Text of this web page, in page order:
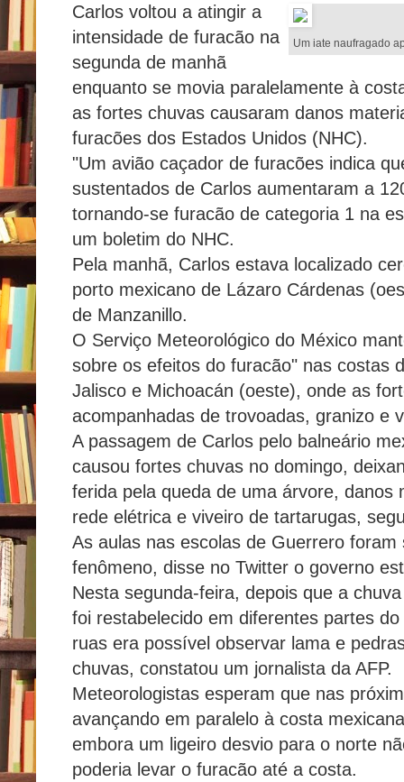
Um iate naufragado
Carlos voltou a atingir a
intensidade de furacão na
segunda de manhã
enquanto se movia paralelamente à
as fortes chuvas causaram danos
furacões dos Estados Unidos (NHC).
"Um avião caçador de furacões indica
sustentados de Carlos aumentaram a
tornando-se furacão de categoria 1 na
um boletim do NHC.
Pela manhã, Carlos estava localizado
porto mexicano de Lázaro Cárdenas
de Manzanillo.
O Serviço Meteorológico do México
sobre os efeitos do furacão" nas costas
Jalisco e Michoacán (oeste), onde as
acompanhadas de trovoadas, granizo e
A passagem de Carlos pelo balneário
causou fortes chuvas no domingo,
ferida pela queda de uma árvore, danos
rede elétrica e viveiro de tartarugas,
As aulas nas escolas de Guerrero
fenômeno, disse no Twitter o governo
Nesta segunda-feira, depois que a
foi restabelecido em diferentes partes
ruas era possível observar lama e
chuvas, constatou um jornalista da AFP.
Meteorologistas esperam que nas
avançando em paralelo à costa
embora um ligeiro desvio para o norte
poderia levar o furacão até a costa.